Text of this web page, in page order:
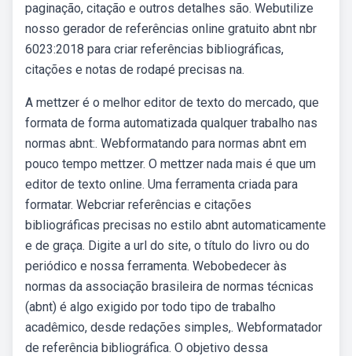
paginação, citação e outros detalhes são. Webutilize
nosso gerador de referências online gratuito abnt nbr
6023:2018 para criar referências bibliográficas,
citações e notas de rodapé precisas na.
A mettzer é o melhor editor de texto do mercado, que
formata de forma automatizada qualquer trabalho nas
normas abnt:. Webformatando para normas abnt em
pouco tempo mettzer. O mettzer nada mais é que um
editor de texto online. Uma ferramenta criada para
formatar. Webcriar referências e citações
bibliográficas precisas no estilo abnt automaticamente
e de graça. Digite a url do site, o título do livro ou do
periódico e nossa ferramenta. Webobedecer às
normas da associação brasileira de normas técnicas
(abnt) é algo exigido por todo tipo de trabalho
acadêmico, desde redações simples,. Webformatador
de referência bibliográfica. O objetivo dessa